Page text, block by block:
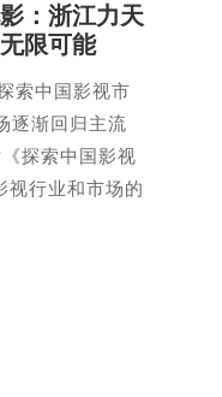
：浙江力天
限可能
索中国影视市
逐渐回归主流
探索中国影视
视行业和市场的